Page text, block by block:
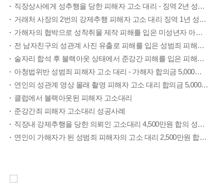
직장상사에게 성추행을 당한 피해자 고소 대리 - 징역 2년 성공사례
거래처 사장의 2번의 강제추행 피해자 고소 대리 징역 1년 성공사례
가해자의 협박으로 성착취물 제작 피해를 입은 미성년자 아청법위반 가해자 징역2년 성공사례
전 남자친구의 성관계 사진 유출로 피해를 입은 성범죄 피해자 고소 대리 - 징역 1년 집행유예 2년 성공사례
술자리 합석 후 블랙아웃 상태에서 준강간 피해를 입은 피해자 고소 대리 - 6,000만원 합의 성공사례
아청법위반 성범죄 피해자 고소 대리 - 가해자 합의금 5,000만원 성공사례
연인의 성관계 영상 몰래 촬영 피해자 고소 대리 합의금 5,000만원 징역1년 집행유예2년 성공사례
클럽에서 블랙아웃된 피해자 고소대리
준강간죄 피해자 고소대리 성공사례
직장내 강제추행을 당한 의뢰인 고소대리 4,500만원 합의 성공사례
연인이 가해자가 된 성범죄 피해자의 고소 대리 2,500만원 합의 및 집행유예 처벌 성공사례